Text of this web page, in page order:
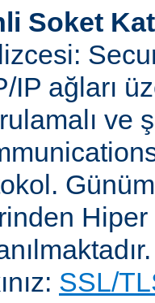
Soket
IP ağları
ve
SSL/